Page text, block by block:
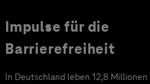
Impulse für die
Barrierefreiheit
In Deutschland leben 12,8